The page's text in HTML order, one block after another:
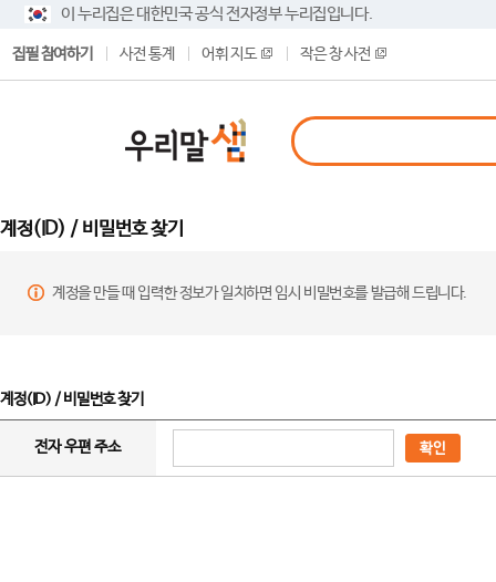
이 누리집은 대한민국 공식 전자정부 누리집입니다.
집필 참여하기 사전 통계 어휘 지도 작은 창 사전
계정(ID) / 비밀번호 찾기
계정을 만들 때 입력한 정보가 일치하면 임시 비밀번호를 발급해 드립니다.
계정(ID) / 비밀번호 찾기
전자 우편 주소 확인